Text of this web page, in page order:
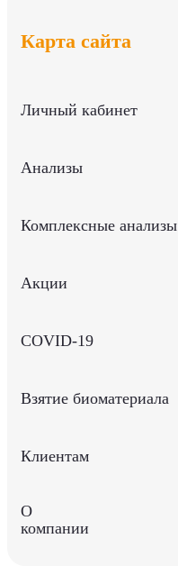
Карта сайта
Личный кабинет
Анализы
Комплексные анализы
Акции
COVID-19
Взятие биоматериала
Клиентам
О
компании